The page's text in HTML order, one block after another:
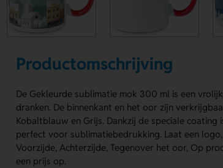
Productomschrijving
De Gekleurde sublimatie mok 300 ml is een
dranken. De binnenkant en het oor zijn
Kobaltblauw en Grijs. Dankzij de speciale
perfect voor sublimatiebedrukking. Laat een
Voorzijde, Achterzijde, Tegenover het oor, Op
een prijs op.